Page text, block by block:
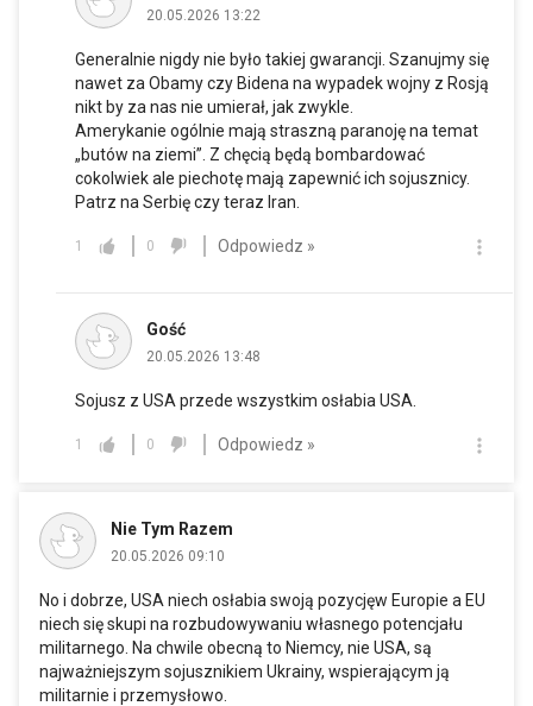
20.05.2026 13:22
Generalnie nigdy nie było takiej gwarancji. Szanujmy się
nawet za Obamy czy Bidena na wypadek wojny z Rosją
nikt by za nas nie umierał, jak zwykle.
Amerykanie ogólnie mają straszną paranoję na temat
„butów na ziemi”. Z chęcią będą bombardować
cokolwiek ale piechotę mają zapewnić ich sojusznicy.
Patrz na Serbię czy teraz Iran.
1 0 Odpowiedz »
Gość
20.05.2026 13:48
Sojusz z USA przede wszystkim osłabia USA.
1 0 Odpowiedz »
Nie Tym Razem
20.05.2026 09:10
No i dobrze, USA niech osłabia swoją pozycjęw Europie a EU
niech się skupi na rozbudowywaniu własnego potencjału
militarnego. Na chwile obecną to Niemcy, nie USA, są
najważniejszym sojusznikiem Ukrainy, wspierającym ją
militarnie i przemysłowo.